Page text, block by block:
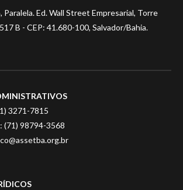
Paralela. Ed. Wall Street Empresarial, Torre
B - CEP: 41.680-100, Salvador/Bahia.
3271-7815
(71) 98794-3568